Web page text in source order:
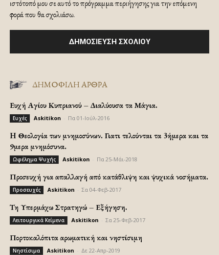
ιστότοπό μου σε αυτό το πρόγραμμα περιήγησης για την επόμενη
φορά που θα σχολιάσω.
ΔΗΜΟΦΙΛΗ ΑΡΘΡΑ
Ευχή Αγίου Κυπριανού – Διαλύουσα τα Μάγια.
Ευχές Askitikon Πα 01-Ιούλ-2016
H Θεολογία των μνημοσύνων. Γιατι τελούνται τα 3ήμερα και τα
9μερα μνημόσυνα.
Ωφέλημα Ψυχής Askitikon Πα 25-Μάι-2018
Προσευχή για απαλλαγή από κατάθλιψη και ψυχικά νοσήματα.
Προσευχές Askitikon Σα 04-Φεβ-2017
Τη Υπερμάχω Στρατηγώ – Εξήγηση.
Λειτουργικά Κείμενα Askitikon Σα 25-Φεβ-2017
Πορτοκαλόπιτα αρωματική και νηστίσιμη
Νηστίσιμα Askitikon Δε 22-Απρ-2019